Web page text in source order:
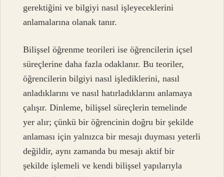
gerektiğini ve bilgiyi nasıl işleyeceklerini
anlamalarına olanak tanır.
Bilişsel öğrenme teorileri ise öğrencilerin içsel
süreçlerine daha fazla odaklanır. Bu teoriler,
öğrencilerin bilgiyi nasıl işlediklerini, nasıl
anladıklarını ve nasıl hatırladıklarını anlamaya
çalışır. Dinleme, bilişsel süreçlerin temelinde
yer alır; çünkü bir öğrencinin doğru bir şekilde
anlaması için yalnızca bir mesajı duyması yeterli
değildir, aynı zamanda bu mesajı aktif bir
şekilde işlemeli ve kendi bilişsel yapılarıyla